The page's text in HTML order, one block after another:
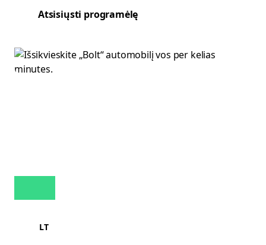
Atsisiųsti programėlę
LT